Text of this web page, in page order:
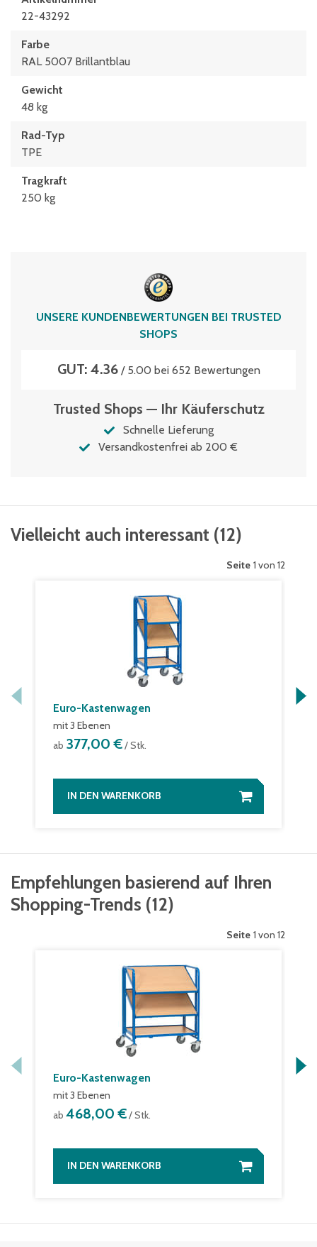
22-43292
Farbe
RAL 5007 Brillantblau
Gewicht
48 kg
Rad-Typ
TPE
Tragkraft
250 kg
UNSERE KUNDENBEWERTUNGEN BEI TRUSTED
SHOPS
GUT: 4.36/ 5.00 bei 652 Bewertungen
Trusted Shops — Ihr Käuferschutz
Schnelle Lieferung
Versandkostenfrei ab 200 €
Vielleicht auch interessant (12)
Seite 1 von 12
Euro-Kastenwagen
mit 3 Ebenen
ab 377,00 €/ Stk.
IN DEN WARENKORB
Empfehlungen basierend auf Ihren
Shopping-Trends (12)
Seite 1 von 12
Euro-Kastenwagen
mit 3 Ebenen
ab 468,00 €/ Stk.
IN DEN WARENKORB